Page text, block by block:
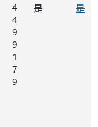
4
4
9
9
1
7
9
是 是